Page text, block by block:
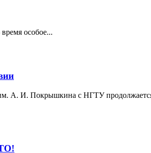
особое...
А. И. Покрышкина с НГТУ